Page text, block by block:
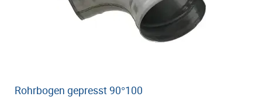
Rohrbogen gepresst 90°100